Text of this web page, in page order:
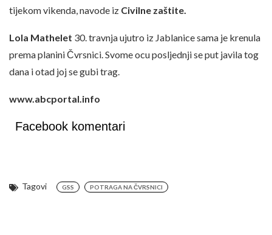
tijekom vikenda, navode iz Civilne zaštite.
Lola Mathelet 30. travnja ujutro iz Jablanice sama je krenula
prema planini Čvrsnici. Svome ocu posljednji se put javila tog
dana i otad joj se gubi trag.
www.abcportal.info
Facebook komentari
Tagovi GSS POTRAGA NA ČVRSNICI